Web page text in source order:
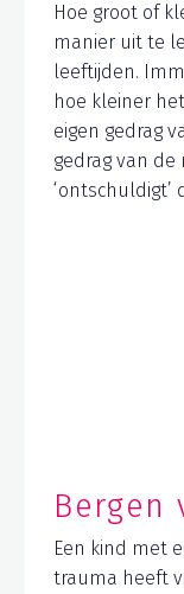
Hoe groot of
manier uit te
leeftijden.
hoe kleiner
eigen gedrag
gedrag van
‘ontschuldigt’
Bergen
Een kind met
trauma heeft